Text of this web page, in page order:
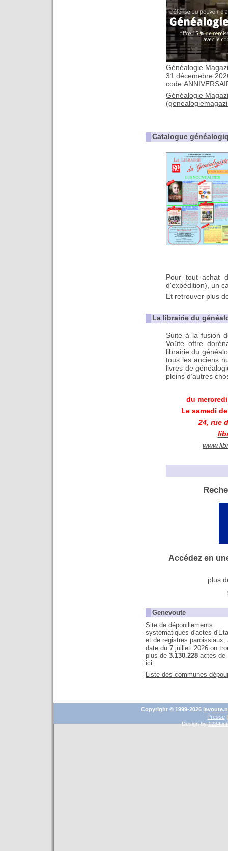
Généalogie
31 décemebre
code
Généalogie
Catalogue
Pour tout achat
d'expédition), un
Et retrouver plus
La librairie du
Suite à la fusion
Voûte offre
librairie du
tous les anciens
livres de
pleins d’autres
du
Le samedi
24, rue
Accédez en
plus
Genevoute
Site de dépouillements
systématiques d'actes
et de registres paroissiaux,
date du 7 juilleti 2026 on
plus de 3.130.228 actes de
ici
Liste des communes
Copyright © 1999-2026
Presse |
Design by